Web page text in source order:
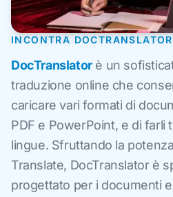
INCONTRA
DocTranslatorè un
traduzione online che
caricare vari formati di
PDF e PowerPoint, e di farli
lingue. Sfruttando la
Translate, DocTranslator è
progettato per i documenti